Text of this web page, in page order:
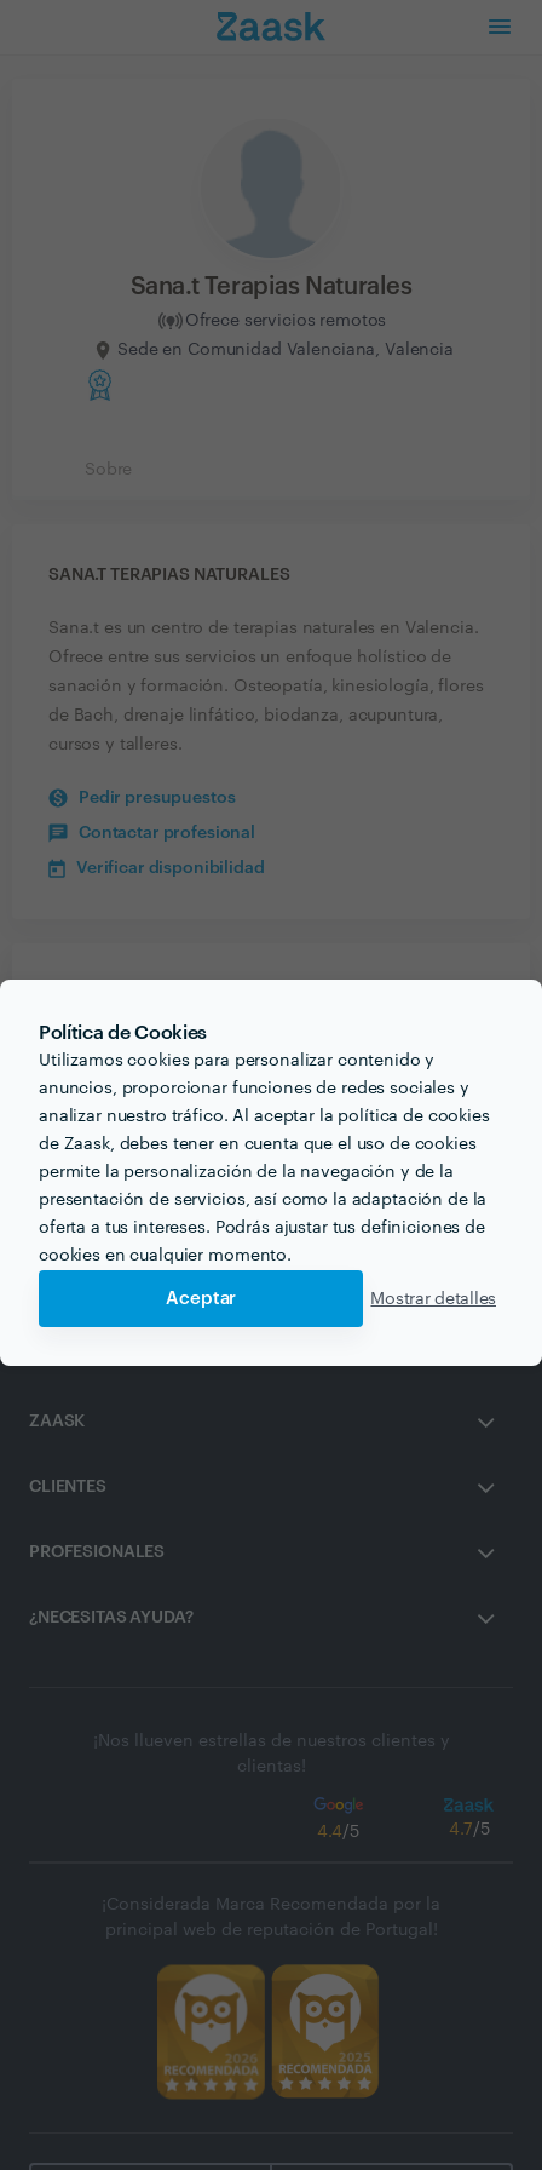
Política de Cookies
Utilizamos cookies para personalizar contenido y
anuncios, proporcionar funciones de redes sociales y
analizar nuestro tráfico. Al aceptar la política de cookies
de Zaask, debes tener en cuenta que el uso de cookies
permite la personalización de la navegación y de la
presentación de servicios, así como la adaptación de la
oferta a tus intereses. Podrás ajustar tus definiciones de
cookies en cualquier momento.
Aceptar Mostrar detalles
Sana.t Terapias Naturales
Ofrece servicios remotos
Sede en Comunidad Valenciana, Valencia
Sobre
SANA.T TERAPIAS NATURALES
Sana.t es un centro de terapias naturales en Valencia.
Ofrece entre sus servicios un enfoque holístico de
sanación y formación. Osteopatía, kinesiología, flores
de Bach, drenaje linfático, biodanza, acupuntura,
cursos y talleres.
Pedir presupuestos
Contactar profesional
Verificar disponibilidad
Otros servicios proporcionados por
Sana.t Terapias
Naturales
Drenaje Linfático en valencia
ZAASK
CLIENTES
PROFESIONALES
¿NECESITAS AYUDA?
¡Nos llueven estrellas de nuestros clientes y
clientas!
4.4/5 4.7/5
¡Considerada Marca Recomendada por la
principal web de reputación de Portugal!